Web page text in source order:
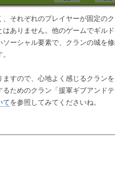
それぞれのプレイヤーが固定の
ありません。他のゲームでギル
ーシャル要素で、クランの城を
すので、心地よく感じるクラン
ためのクラン「援軍ギブアンド
てを参照してみてくださいね。